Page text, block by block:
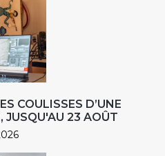
COULISSES D’UNE
JUSQU'AU 23 AOÛT